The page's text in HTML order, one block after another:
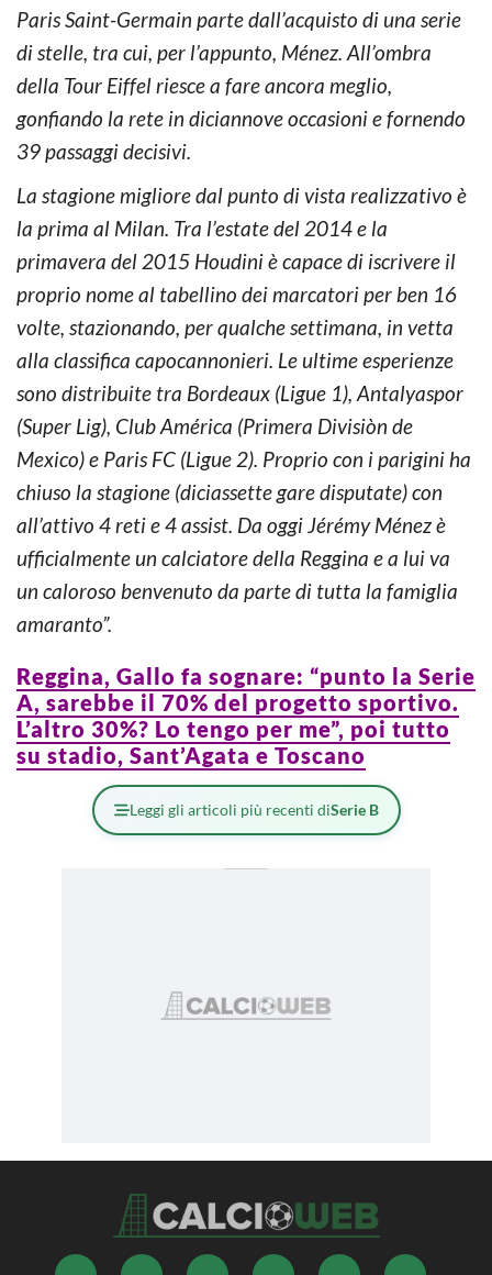
Paris Saint-Germain parte dall’acquisto di una serie
di stelle, tra cui, per l’appunto, Ménez. All’ombra
della Tour Eiffel riesce a fare ancora meglio,
gonfiando la rete in diciannove occasioni e fornendo
39 passaggi decisivi.
La stagione migliore dal punto di vista realizzativo è
la prima al Milan. Tra l’estate del 2014 e la
primavera del 2015 Houdini è capace di iscrivere il
proprio nome al tabellino dei marcatori per ben 16
volte, stazionando, per qualche settimana, in vetta
alla classifica capocannonieri. Le ultime esperienze
sono distribuite tra Bordeaux (Ligue 1), Antalyaspor
(Super Lig), Club América (Primera Divisiòn de
Mexico) e Paris FC (Ligue 2). Proprio con i parigini ha
chiuso la stagione (diciassette gare disputate) con
all’attivo 4 reti e 4 assist. Da oggi Jérémy Ménez è
ufficialmente un calciatore della Reggina e a lui va
un caloroso benvenuto da parte di tutta la famiglia
amaranto”.
Reggina, Gallo fa sognare: “punto la Serie
A, sarebbe il 70% del progetto sportivo.
L’altro 30%? Lo tengo per me”, poi tutto
su stadio, Sant’Agata e Toscano
Leggi gli articoli più recenti diSerie B